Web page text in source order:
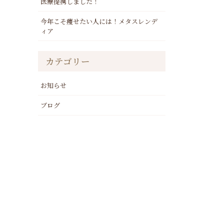
今年こそ痩せたい人には！メタスレンデ
ィア
カテゴリー
お知らせ
ブログ